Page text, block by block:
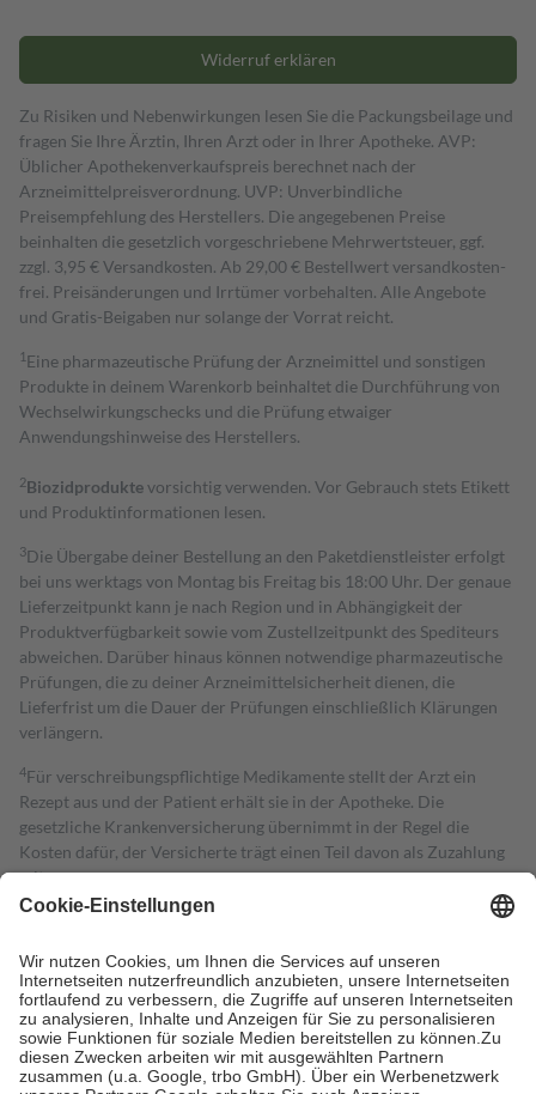
Widerruf erklären
Zu Risiken und Nebenwirkungen lesen Sie die Packungsbeilage und
fragen Sie Ihre Ärztin, Ihren Arzt oder in Ihrer Apotheke. AVP:
Üblicher Apothekenverkaufspreis berechnet nach der
Arzneimittelpreisverordnung. UVP: Unverbindliche
Preisempfehlung des Herstellers. Die angegebenen Preise
beinhalten die gesetzlich vorgeschriebene Mehrwertsteuer, ggf.
zzgl. 3,95 € Versandkosten. Ab 29,00 € Bestell­wert versand­kosten­
frei. Preisänderungen und Irrtümer vorbehalten. Alle Angebote
und Gratis-Beigaben nur solange der Vorrat reicht.
1 Eine pharmazeutische Prüfung der Arzneimittel und sonstigen
Produkte in deinem Warenkorb beinhaltet die Durchführung von
Wechselwirkungschecks und die Prüfung etwaiger
Anwendungshinweise des Herstellers.
2Biozidproduktevorsichtig verwenden. Vor Gebrauch stets Etikett
und Produktinformationen lesen.
3Die Übergabe deiner Bestellung an den Paketdienstleister erfolgt
bei uns werktags von Montag bis Freitag bis 18:00 Uhr. Der genaue
Lieferzeitpunkt kann je nach Region und in Abhängigkeit der
Produktverfügbarkeit sowie vom Zustellzeitpunkt des Spediteurs
abweichen. Darüber hinaus können notwendige pharmazeutische
Prüfungen, die zu deiner Arzneimittelsicherheit dienen, die
Lieferfrist um die Dauer der Prüfungen einschließlich Klärungen
verlängern.
4Für verschreibungspflichtige Medikamente stellt der Arzt ein
Rezept aus und der Patient erhält sie in der Apotheke. Die
gesetzliche Krankenversicherung übernimmt in der Regel die
Kosten dafür, der Versicherte trägt einen Teil davon als Zuzahlung
mit.
Grundsätzlich leisten Mitglieder Zuzahlungen in Höhe von zehn
höchstens zehn Euro.
Es sind jedoch nie mehr als die tatsächlichen
Kosten der Leistung zu entrichten.
Diese Regeln gelten grundsätzlich auch für Online-Apotheken.
Bei Heilmitteln und häuslicher Krankenpflege beträgt die
Zuzahlung zehn Prozent der Kosten sowie zehn Euro je
Verordnung.